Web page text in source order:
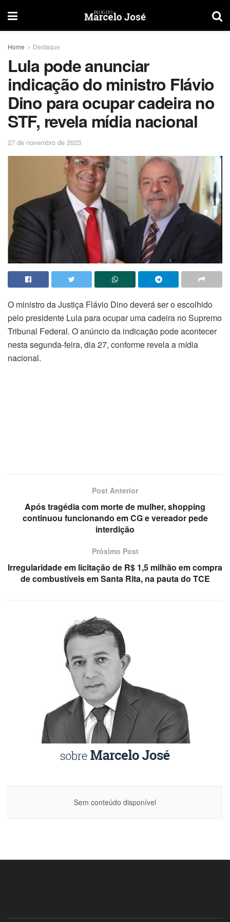
Home Destaque
Lula pode anunciar
indicação do ministro Flávio
Dino para ocupar cadeira no
STF, revela mídia nacional
27 de novembro de 2023
O ministro da Justiça Flávio Dino deverá ser o escolhido
pelo presidente Lula para ocupar uma cadeira no Supremo
Tribunal Federal. O anúncio da indicação pode acontecer
nesta segunda-feira, dia 27, conforme revela a mídia
nacional.
Post Anterior
Após tragédia com morte de mulher, shopping
continuou funcionando em CG e vereador pede
interdição
Próximo Post
Irregularidade em licitação de R$ 1,5 milhão em compra
de combustíveis em Santa Rita, na pauta do TCE
Sem conteúdo disponível